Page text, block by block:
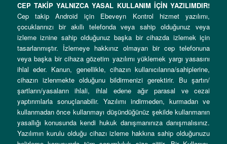
CEP TAKİP YALNIZCA YASAL KULLANIM İÇİN YAZILIMDIR!
Cep takip Android için Ebeveyn Kontrol hizmet yazılımı,
çocuklarınızı bir akıllı telefonda veya sahip olduğunuz veya
izleme iznine sahip olduğunuz başka bir cihazda izlemek için
tasarlanmıştır. İzlemeye hakkınız olmayan bir cep telefonuna
veya başka bir cihaza gözetim yazılımı yüklemek yargı yasasını
ihlal eder. Kanun, genellikle, cihazın kullanıcılarına/sahiplerine,
cihazın izlenmekte olduğunu bildirmenizi gerektirir. Bu şartın/
şartların/yasaların ihlali, ihlal edene ağır parasal ve cezai
yaptırımlarla sonuçlanabilir. Yazılımı indirmeden, kurmadan ve
kullanmadan önce kullanmayı düşündüğünüz şekilde kullanmanın
yasallığı konusunda kendi hukuk danışmanınıza danışmalısınız.
Yazılımın kurulu olduğu cihazı izleme hakkına sahip olduğunuzu